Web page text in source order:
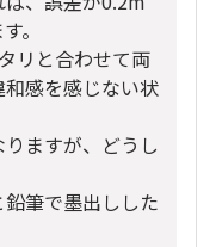
。
リと合わせて両
感を感じない状
ますが、どうし
筆で墨出しした